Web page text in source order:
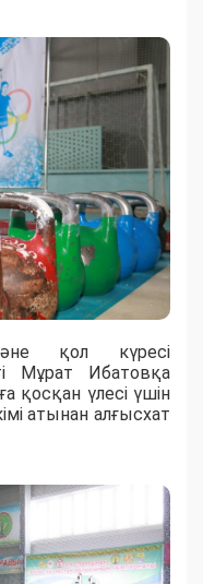
қол күресі
Мұрат Ибатовқа
қосқан үлесі үшін
атынан алғысхат